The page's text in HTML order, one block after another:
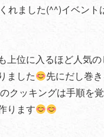
れました(^^)イベント
上位に入るほど人気
ました
先にだし巻
クッキングは手順を
ります